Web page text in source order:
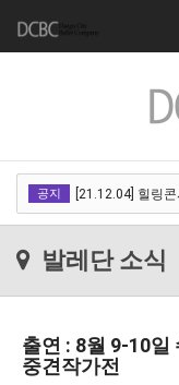
공지
[21.11.13] 호두
발레단 소식
출연 : 8월 9-10일
중견작가전